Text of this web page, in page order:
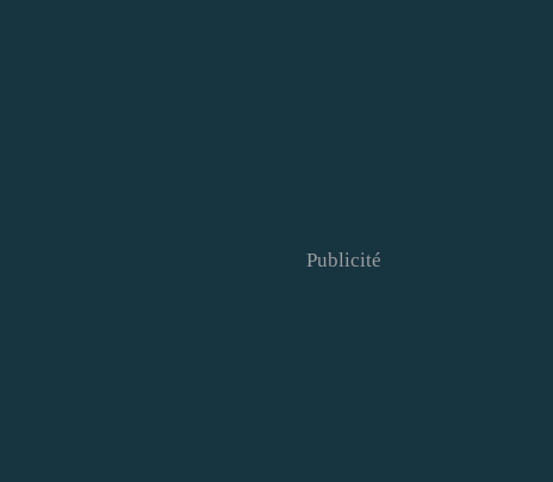
Publicité